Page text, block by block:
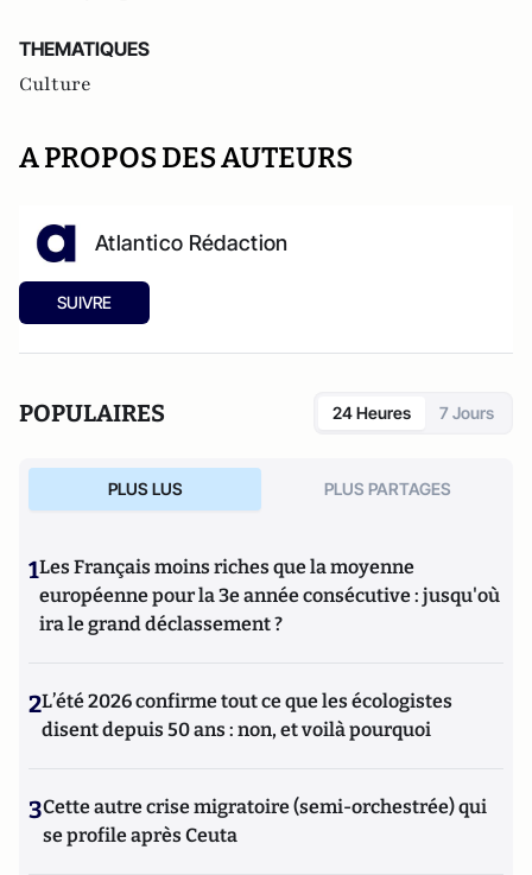
THEMATIQUES
Culture
A PROPOS DES AUTEURS
Atlantico Rédaction
SUIVRE
POPULAIRES 24 Heures 7 Jours
PLUS LUS PLUS PARTAGES
1Les Français moins riches que la moyenne
européenne pour la 3e année consécutive : jusqu'où
ira le grand déclassement ?
2L’été 2026 confirme tout ce que les écologistes
disent depuis 50 ans : non, et voilà pourquoi
3Cette autre crise migratoire (semi-orchestrée) qui
se profile après Ceuta